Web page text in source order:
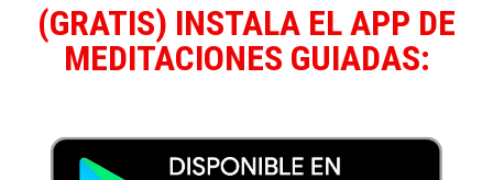
(GRATIS) INSTALA EL APP DE
MEDITACIONES GUIADAS: